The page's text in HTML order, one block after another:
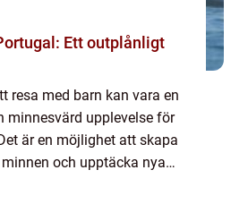
Ett outplånligt
resa med barn kan vara en
minnesvärd upplevelse för
är en möjlighet att skapa
och upptäcka nya